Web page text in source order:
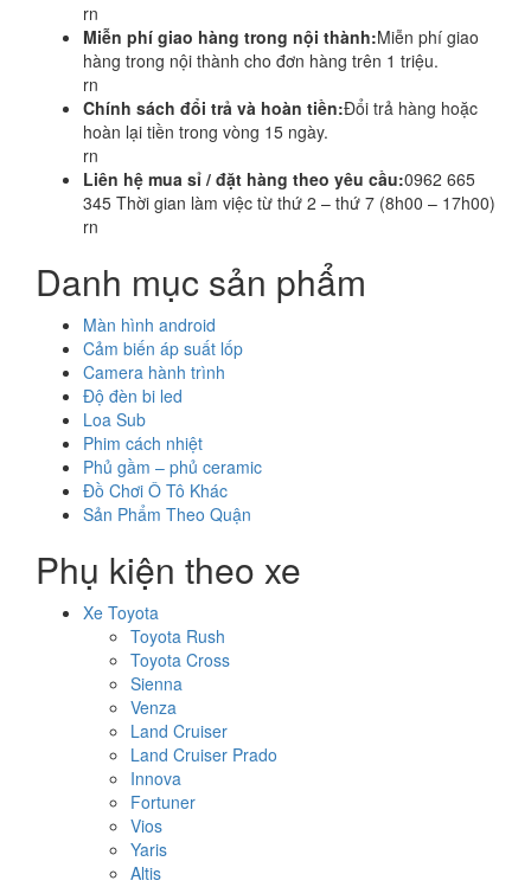
rn
Miễn phí giao hàng trong nội thành:Miễn phí giao
hàng trong nội thành cho đơn hàng trên 1 triệu.
rn
Chính sách đổi trả và hoàn tiền:Đổi trả hàng hoặc
hoàn lại tiền trong vòng 15 ngày.
rn
Liên hệ mua sỉ / đặt hàng theo yêu cầu:0962 665
345 Thời gian làm việc từ thứ 2 – thứ 7 (8h00 – 17h00)
rn
Danh mục sản phẩm
Màn hình android
Cảm biến áp suất lốp
Camera hành trình
Độ đèn bi led
Loa Sub
Phim cách nhiệt
Phủ gầm – phủ ceramic
Đồ Chơi Ô Tô Khác
Sản Phẩm Theo Quận
Phụ kiện theo xe
Xe Toyota
Toyota Rush
Toyota Cross
Sienna
Venza
Land Cruiser
Land Cruiser Prado
Innova
Fortuner
Vios
Yaris
Altis